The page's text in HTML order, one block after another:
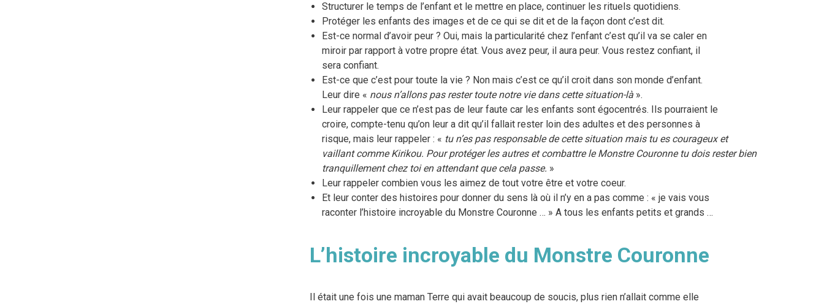
Structurer le temps de l’enfant et le mettre en place, continuer les rituels quotidiens.
Protéger les enfants des images et de ce qui se dit et de la façon dont c’est dit.
Est-ce normal d’avoir peur ? Oui, mais la particularité chez l’enfant c’est qu’il va se caler en
miroir par rapport à votre propre état. Vous avez peur, il aura peur. Vous restez confiant, il
sera confiant.
Est-ce que c’est pour toute la vie ? Non mais c’est ce qu’il croit dans son monde d’enfant.
Leur dire « nous n’allons pas rester toute notre vie dans cette situation-là».
Leur rappeler que ce n’est pas de leur faute car les enfants sont égocentrés. Ils pourraient le
croire, compte-tenu qu’on leur a dit qu’il fallait rester loin des adultes et des personnes à
risque, mais leur rappeler : « tu n’es pas responsable de cette situation mais tu es courageux et
vaillant comme Kirikou. Pour protéger les autres et combattre le Monstre Couronne tu dois rester bien
tranquillement chez toi en attendant que cela passe. »
Leur rappeler combien vous les aimez de tout votre être et votre coeur.
Et leur conter des histoires pour donner du sens là où il n’y en a pas comme : « je vais vous
raconter l’histoire incroyable du Monstre Couronne … » A tous les enfants petits et grands …
L’histoire incroyable du Monstre Couronne
Il était une fois une maman Terre qui avait beaucoup de soucis, plus rien n’allait comme elle